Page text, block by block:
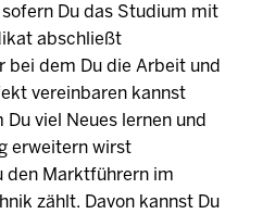
sofern Du das Studium mit
abschließt
bei dem Du die Arbeit und
vereinbaren kannst
Du viel Neues lernen und
erweitern wirst
den Marktführern im
zählt. Davon kannst Du